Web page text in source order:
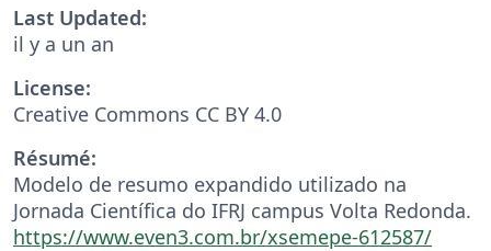
Last Updated:
il y a un an
License:
Creative Commons CC BY 4.0
Résumé:
Modelo de resumo expandido utilizado na
Jornada Científica do IFRJ campus Volta Redonda.
https://www.even3.com.br/xsemepe-612587/